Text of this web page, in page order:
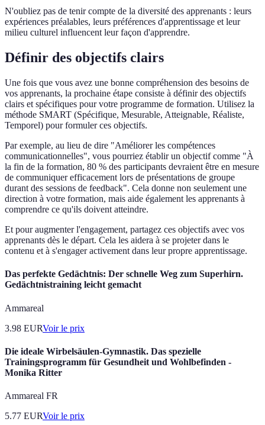
N'oubliez pas de tenir compte de la diversité des apprenants : leurs
expériences préalables, leurs préférences d'apprentissage et leur
milieu culturel influencent leur façon d'apprendre.
Définir des objectifs clairs
Une fois que vous avez une bonne compréhension des besoins de
vos apprenants, la prochaine étape consiste à définir des objectifs
clairs et spécifiques pour votre programme de formation. Utilisez la
méthode SMART (Spécifique, Mesurable, Atteignable, Réaliste,
Temporel) pour formuler ces objectifs.
Par exemple, au lieu de dire "Améliorer les compétences
communicationnelles", vous pourriez établir un objectif comme "À
la fin de la formation, 80 % des participants devraient être en mesure
de communiquer efficacement lors de présentations de groupe
durant des sessions de feedback". Cela donne non seulement une
direction à votre formation, mais aide également les apprenants à
comprendre ce qu'ils doivent atteindre.
Et pour augmenter l'engagement, partagez ces objectifs avec vos
apprenants dès le départ. Cela les aidera à se projeter dans le
contenu et à s'engager activement dans leur propre apprentissage.
Das perfekte Gedächtnis: Der schnelle Weg zum Superhirn.
Gedächtnistraining leicht gemacht
Ammareal
3.98 EURVoir le prix
Die ideale Wirbelsäulen-Gymnastik. Das spezielle
Trainingsprogramm für Gesundheit und Wohlbefinden -
Monika Ritter
Ammareal FR
5.77 EURVoir le prix